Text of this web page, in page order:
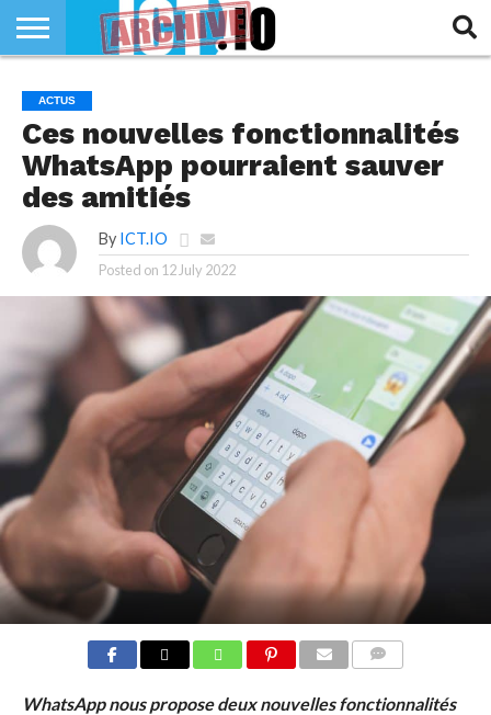
SECTEUR
TECH
LIFE
RUBRIQUES
ACTUS
Ces nouvelles fonctionnalités
WhatsApp pourraient sauver
des amitiés
By ICT.IO
Posted on 12 July 2022
WhatsApp nous propose deux nouvelles fonctionnalités